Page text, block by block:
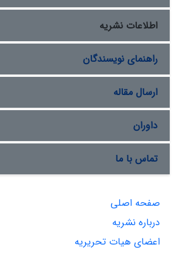
اطلاعات نشریه
راهنمای نویسندگان
ارسال مقاله
داوران
تماس با ما
صفحه اصلی
درباره نشریه
اعضای هیات تحریریه